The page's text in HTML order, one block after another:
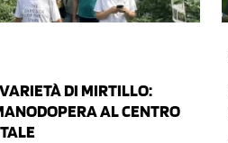
DI MIRTILLO:
AL CENTRO